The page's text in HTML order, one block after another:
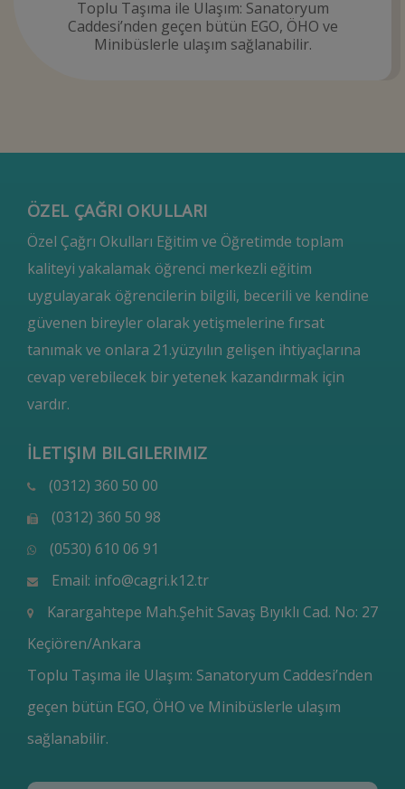
Toplu Taşıma ile Ulaşım: Sanatoryum
Caddesi’nden geçen bütün EGO, ÖHO ve
Minibüslerle ulaşım sağlanabilir.
ÖZEL ÇAĞRI OKULLARI
Özel Çağrı Okulları Eğitim ve Öğretimde toplam
kaliteyi yakalamak öğrenci merkezli eğitim
uygulayarak öğrencilerin bilgili, becerili ve kendine
güvenen bireyler olarak yetişmelerine fırsat
tanımak ve onlara 21.yüzyılın gelişen ihtiyaçlarına
cevap verebilecek bir yetenek kazandırmak için
vardır.
İLETIŞIM BILGILERIMIZ
(0312) 360 50 00
(0312) 360 50 98
(0530) 610 06 91
Email: info@cagri.k12.tr
Karargahtepe Mah.Şehit Savaş Bıyıklı Cad. No: 27
Keçiören/Ankara
Toplu Taşıma ile Ulaşım: Sanatoryum Caddesi’nden
geçen bütün EGO, ÖHO ve Minibüslerle ulaşım
sağlanabilir.